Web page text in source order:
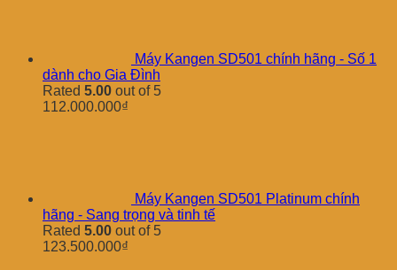
Máy Kangen SD501 chính hãng - Số 1
dành cho Gia Đình
Rated 5.00 out of 5
112.000.000₫
Máy Kangen SD501 Platinum chính
hãng - Sang trọng và tinh tế
Rated 5.00 out of 5
123.500.000₫